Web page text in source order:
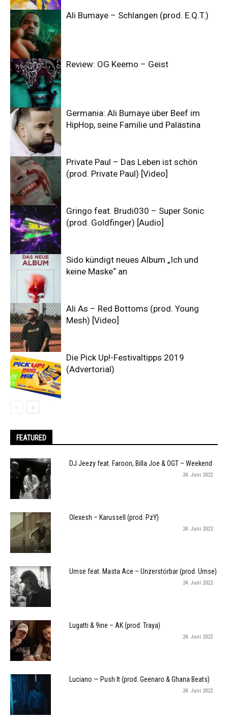
Ali Bumaye – Schlangen (prod. E.Q.T.)
Review: OG Keemo – Geist
Germania: Ali Bumaye über Beef im
HipHop, seine Familie und Palästina
Private Paul – Das Leben ist schön
(prod. Private Paul) [Video]
Gringo feat. Brudi030 – Super Sonic
(prod. Goldfinger) [Audio]
Sido kündigt neues Album „Ich und
keine Maske“ an
Ali As – Red Bottoms (prod. Young
Mesh) [Video]
Die Pick Up!-Festivaltipps 2019
(Advertorial)
FEATURED
DJ Jeezy feat. Faroon, Billa Joe & OGT – Weekend
24. Juni 2022
Olexesh – Karussell (prod. PzY)
24. Juni 2022
Umse feat. Masta Ace – Unzerstörbar (prod. Umse)
24. Juni 2022
Lugatti & 9ine – AK (prod. Traya)
24. Juni 2022
Luciano — Push It (prod. Geenaro & Ghana Beats)
24. Juni 2022